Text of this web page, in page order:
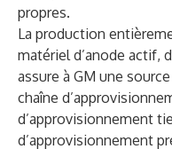
propres.
La production
matériel d’anode actif,
assure à GM une
chaîne
d’approvisionnement
d’approvisionnement